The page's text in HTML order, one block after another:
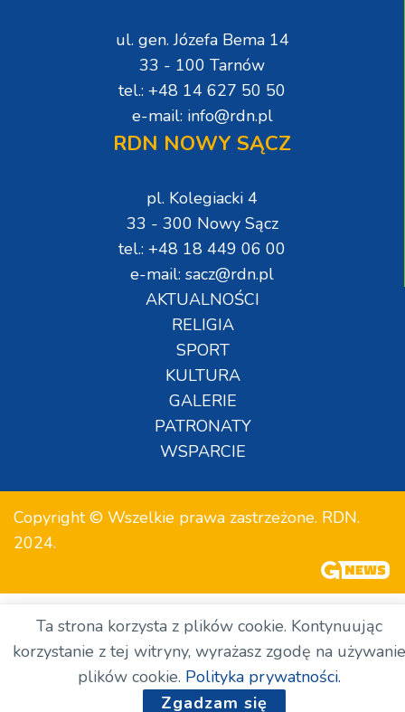
ul. gen. Józefa Bema 14
33 - 100 Tarnów
tel.: +48 14 627 50 50
e-mail: info@rdn.pl
RDN NOWY SĄCZ
pl. Kolegiacki 4
33 - 300 Nowy Sącz
tel.: +48 18 449 06 00
e-mail: sacz@rdn.pl
AKTUALNOŚCI
RELIGIA
SPORT
KULTURA
GALERIE
PATRONATY
WSPARCIE
Copyright © Wszelkie prawa zastrzeżone. RDN.
2024.
Ta strona korzysta z plików cookie. Kontynuując
korzystanie z tej witryny, wyrażasz zgodę na używanie
plików cookie. Polityka prywatności.
Zgadzam się